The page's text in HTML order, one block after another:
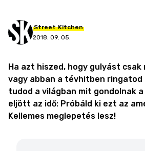
Street Kitchen
2018. 09. 05.
Ha azt hiszed, hogy gulyást csak
vagy abban a tévhitben ringatod
tudod a világban mit gondolnak
eljött az idő: Próbáld ki ezt az
Kellemes meglepetés lesz!